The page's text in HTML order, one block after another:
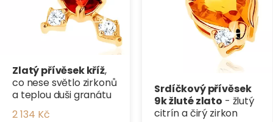
Zlatý přívěsek kříž,
co nese světlo zirkonů
a teplou duši granátu
2 134 Kč
Srdíčkový přívěsek
9k žluté zlato - žlutý
citrín a čirý zirkon